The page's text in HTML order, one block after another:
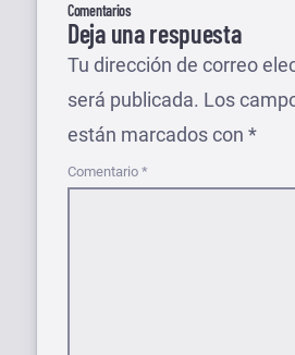
Comentarios
Deja una respuesta
Tu dirección de correo
será publicada. Los
están marcados con *
Comentario *